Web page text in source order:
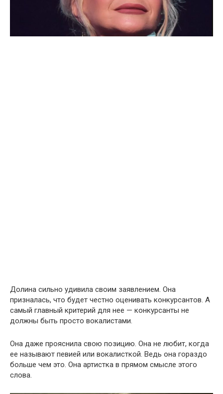
Долина сильно удивила своим заявлением. Она
призналась, что будет честно оценивать конкурсантов. А
самый главный критерий для нее — конкурсанты не
должны быть просто вокалистами.
Она даже прояснила свою позицию. Она не любит, когда
ее называют певией или вокалисткой. Ведь она гораздо
больше чем это. Она артистка в прямом смысле этого
слова.